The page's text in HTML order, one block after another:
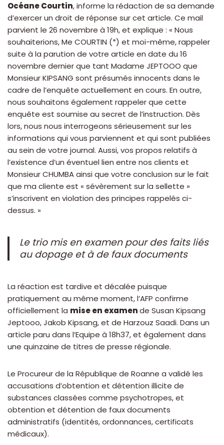
Océane Courtin, informe la rédaction de sa demande
d’exercer un droit de réponse sur cet article. Ce mail
parvient le 26 novembre à 19h, et explique : « Nous
souhaiterions, Me COURTIN (*) et moi-même, rappeler
suite à la parution de votre article en date du 16
novembre dernier que tant Madame JEPTOOO que
Monsieur KIPSANG sont présumés innocents dans le
cadre de l’enquête actuellement en cours. En outre,
nous souhaitons également rappeler que cette
enquête est soumise au secret de l’instruction. Dès
lors, nous nous interrogeons sérieusement sur les
informations qui vous parviennent et qui sont publiées
au sein de votre journal. Aussi, vos propos relatifs à
l’existence d’un éventuel lien entre nos clients et
Monsieur CHUMBA ainsi que votre conclusion sur le fait
que ma cliente est « sévèrement sur la sellette »
s’inscrivent en violation des principes rappelés ci-
dessus. »
Le trio mis en examen pour des faits liés
au dopage et à de faux documents
La réaction est tardive et décalée puisque
pratiquement au même moment, l’AFP confirme
officiellement la mise en examende Susan Kipsang
Jeptooo, Jakob Kipsang, et de Harzouz Saadi. Dans un
article paru dans l’Equipe à 18h37, et également dans
une quinzaine de titres de presse régionale.
Le Procureur de la République de Roanne a validé les
accusations d’obtention et détention illicite de
substances classées comme psychotropes, et
obtention et détention de faux documents
administratifs (identités, ordonnances, certificats
médicaux).